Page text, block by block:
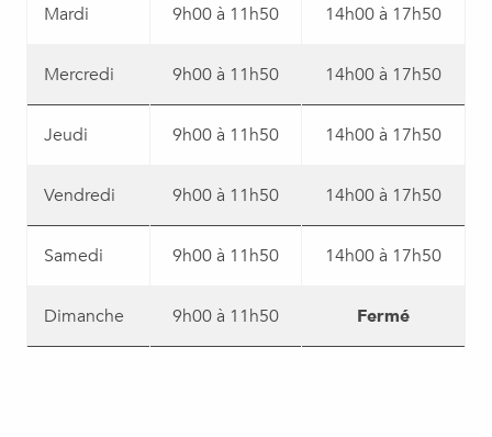
Mardi 9h00 à 11h50 14h00 à 17h50
Mercredi 9h00 à 11h50 14h00 à 17h50
Jeudi 9h00 à 11h50 14h00 à 17h50
Vendredi 9h00 à 11h50 14h00 à 17h50
Samedi 9h00 à 11h50 14h00 à 17h50
Dimanche 9h00 à 11h50 Fermé